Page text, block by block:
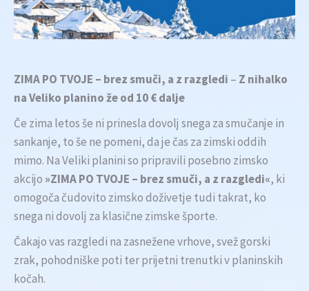
ZIMA PO TVOJE – brez smuči, a z razgledi – Z nihalko
na Veliko planino že od 10 € dalje
Če zima letos še ni prinesla dovolj snega za smučanje in
sankanje, to še ne pomeni, da je čas za zimski oddih
mimo. Na Veliki planini so pripravili posebno zimsko
akcijo »ZIMA PO TVOJE – brez smuči, a z razgledi«, ki
omogoča čudovito zimsko doživetje tudi takrat, ko
snega ni dovolj za klasične zimske športe.
Čakajo vas razgledi na zasnežene vrhove, svež gorski
zrak, pohodniške poti ter prijetni trenutki v planinskih
kočah.